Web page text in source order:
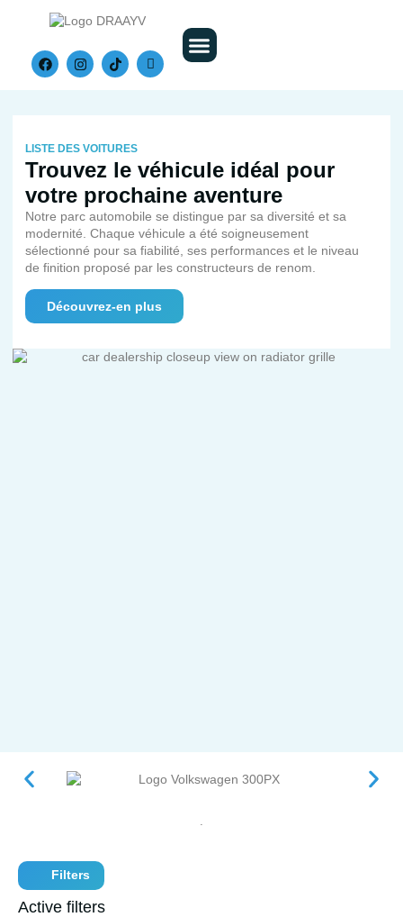
LISTE DES VOITURES
Trouvez le véhicule idéal pour
votre prochaine aventure
Notre parc automobile se distingue par sa diversité et sa
modernité. Chaque véhicule a été soigneusement
sélectionné pour sa fiabilité, ses performances et le niveau
de finition proposé par les constructeurs de renom.
Découvrez-en plus
Filters
Active filters